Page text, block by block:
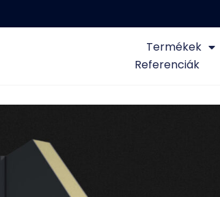
Termékek
Referenciák